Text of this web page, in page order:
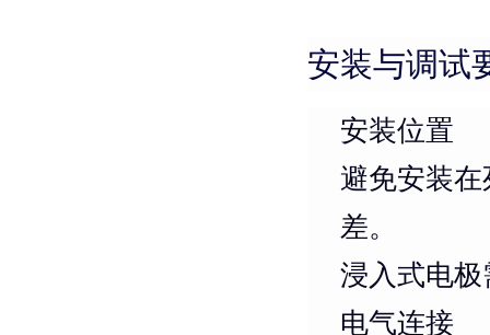
安装与调试
安装位置
避免安装
差。
浸入式电
电气连接